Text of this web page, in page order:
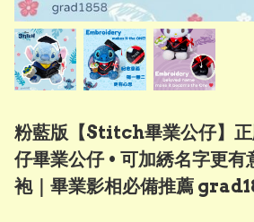
粉藍版【Stitch畢業公仔】
仔畢業公仔 • 可加綉名字更
袍｜畢業影相必備推薦